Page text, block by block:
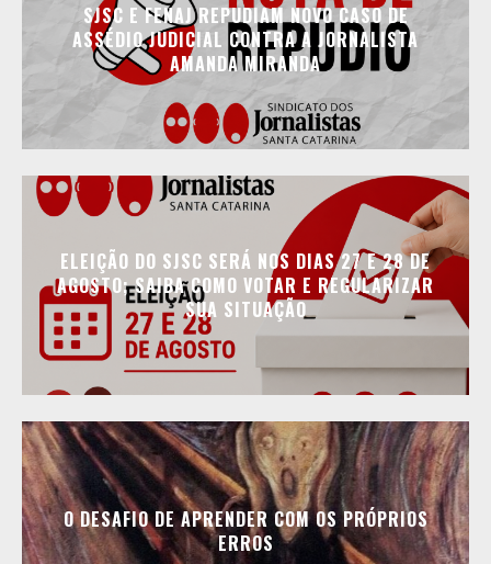
SJSC E FENAJ REPUDIAM NOVO CASO DE
ASSÉDIO JUDICIAL CONTRA A JORNALISTA
AMANDA MIRANDA
ELEIÇÃO DO SJSC SERÁ NOS DIAS 27 E 28 DE
AGOSTO; SAIBA COMO VOTAR E REGULARIZAR
SUA SITUAÇÃO
O DESAFIO DE APRENDER COM OS PRÓPRIOS
ERROS